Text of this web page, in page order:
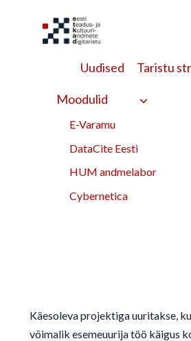
Uudised Taristu
Moodulid
E-Varamu
DataCite Eesti
HUM andmelabor
Cybernetica
Töövood>
Esemeuurija
tööfotodes
Käesoleva projektiga uuritakse,
võimalik esemeuurija töö käigus